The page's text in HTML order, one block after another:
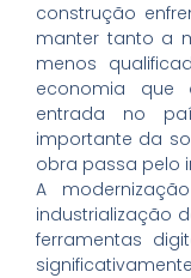
construção
manter tanto a
menos
economia
entrada no
importante da
obra passa pelo
A
industrialização
ferramentas